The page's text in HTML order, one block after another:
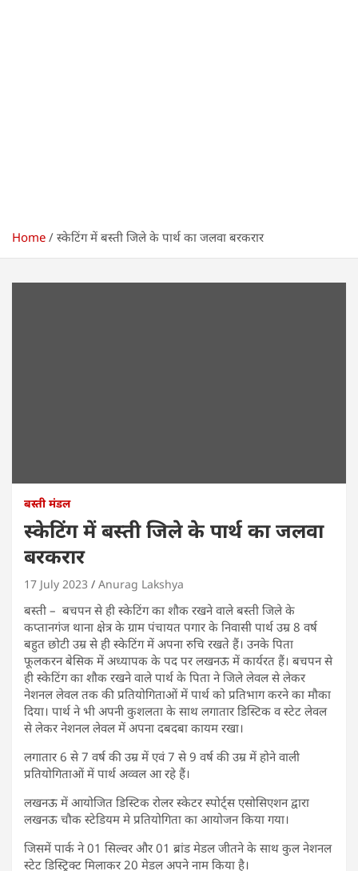
Home स्केटिंग में बस्ती जिले के पार्थ का जलवा बरकरार
बस्ती मंडल
स्केटिंग में बस्ती जिले के पार्थ का जलवा
बरकरार
17 July 2023 Anurag Lakshya
बस्ती – बचपन से ही स्केटिंग का शौक रखने वाले बस्ती जिले के
कप्तानगंज थाना क्षेत्र के ग्राम पंचायत पगार के निवासी पार्थ उम्र 8 वर्ष
बहुत छोटी उम्र से ही स्केटिंग में अपना रुचि रखते हैं। उनके पिता
फूलकरन बेसिक में अध्यापक के पद पर लखनऊ में कार्यरत हैं। बचपन से
ही स्केटिंग का शौक रखने वाले पार्थ के पिता ने जिले लेवल से लेकर
नेशनल लेवल तक की प्रतियोगिताओं में पार्थ को प्रतिभाग करने का मौका
दिया। पार्थ ने भी अपनी कुशलता के साथ लगातार डिस्टिक व स्टेट लेवल
से लेकर नेशनल लेवल में अपना दबदबा कायम रखा।
लगातार 6 से 7 वर्ष की उम्र में एवं 7 से 9 वर्ष की उम्र में होने वाली
प्रतियोगिताओं में पार्थ अव्वल आ रहे हैं।
लखनऊ में आयोजित डिस्टिक रोलर स्केटर स्पोर्ट्स एसोसिएशन द्वारा
लखनऊ चौक स्टेडियम मे प्रतियोगिता का आयोजन किया गया।
जिसमें पार्क ने 01 सिल्वर और 01 ब्रांड मेडल जीतने के साथ कुल नेशनल
स्टेट डिस्ट्रिक्ट मिलाकर 20 मेडल अपने नाम किया है।